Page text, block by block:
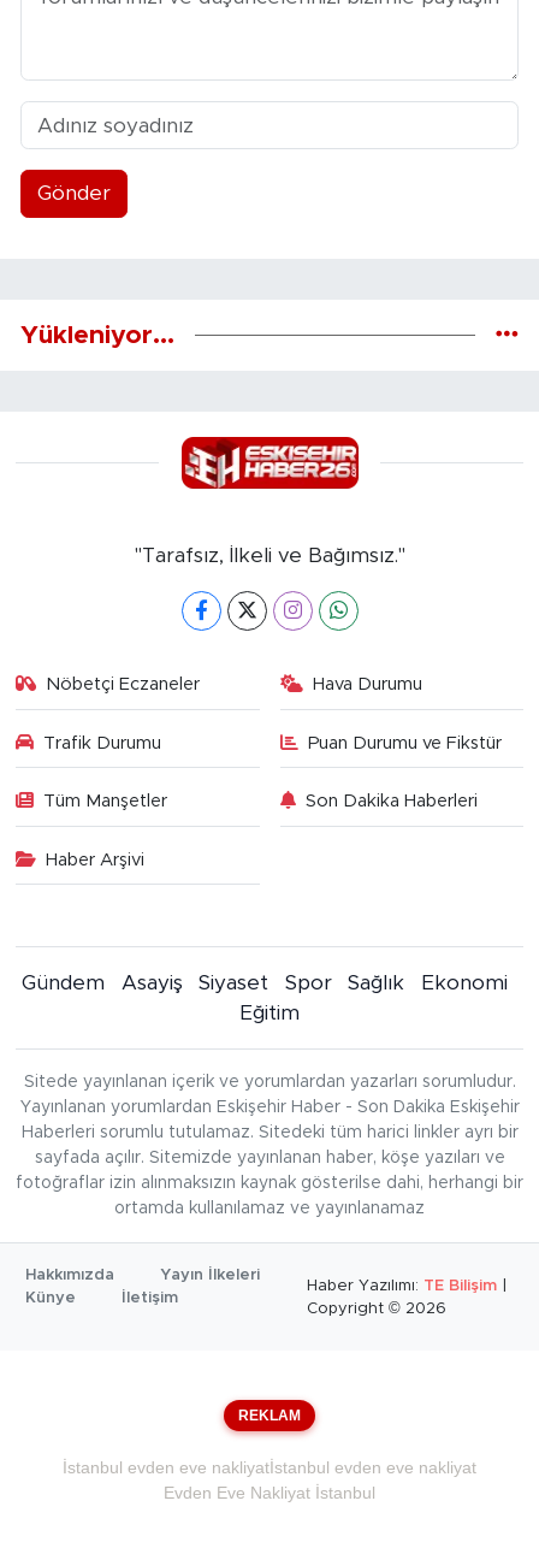
Gönder
Yükleniyor...
"Tarafsız, İlkeli ve Bağımsız."
Nöbetçi Eczaneler Hava Durumu
Trafik Durumu Puan Durumu ve Fikstür
Tüm Manşetler Son Dakika Haberleri
Haber Arşivi
Gündem Asayiş Siyaset Spor Sağlık
Ekonomi
Eğitim
Sitede yayınlanan içerik ve yorumlardan yazarları sorumludur.
Yayınlanan yorumlardan Eskişehir Haber - Son Dakika Eskişehir
Haberleri sorumlu tutulamaz. Sitedeki tüm harici linkler ayrı bir
sayfada açılır. Sitemizde yayınlanan haber, köşe yazıları ve
fotoğraflar izin alınmaksızın kaynak gösterilse dahi, herhangi bir
ortamda kullanılamaz ve yayınlanamaz
Hakkımızda
Yayın İlkeleri
Künye
İletişim
Haber Yazılımı: TE Bilişim
Copyright © 2026
REKLAM
İstanbul evden eve nakliyatİstanbul evden eve nakliyat
Evden Eve Nakliyat İstanbul